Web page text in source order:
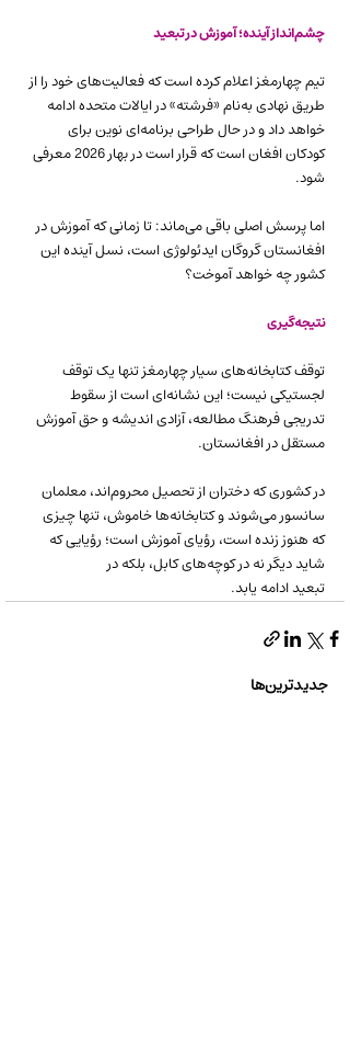
چشم‌انداز آینده؛ آموزش در تبعید
تیم چهارمغز اعلام کرده است که فعالیت‌های خود را از
طریق نهادی به‌نام «فرشته» در ایالات متحده ادامه
خواهد داد و در حال طراحی برنامه‌ای نوین برای
کودکان افغان است که قرار است در بهار 2026 معرفی
شود.
اما پرسش اصلی باقی می‌ماند: تا زمانی که آموزش در
افغانستان گروگان ایدئولوژی است، نسل آینده این
کشور چه خواهد آموخت؟
نتیجه‌گیری
توقف کتابخانه‌های سیار چهارمغز تنها یک توقف
لجستیکی نیست؛ این نشانه‌ای است از سقوط
تدریجی فرهنگ مطالعه، آزادی اندیشه و حق آموزش
مستقل در افغانستان.
در کشوری که دختران از تحصیل محروم‌اند، معلمان
سانسور می‌شوند و کتابخانه‌ها خاموش، تنها چیزی
که هنوز زنده است، رؤیای آموزش است؛ رؤیایی که
شاید دیگر نه در کوچه‌های کابل، بلکه در
تبعید ادامه یابد.
جدیدترین‌ها